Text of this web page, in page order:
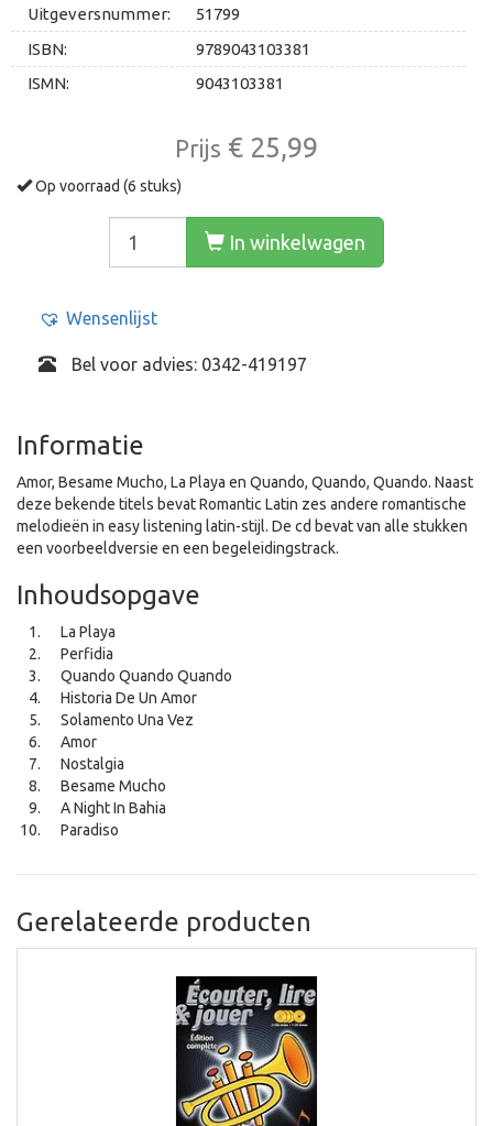
Uitgeversnummer:
51799
ISBN:
9789043103381
ISMN:
9043103381
Prijs € 25,99
Op voorraad (6 stuks)
In winkelwagen
Wensenlijst
Bel voor advies: 0342-419197
Informatie
Amor, Besame Mucho, La Playa en Quando, Quando, Quando. Naast
deze bekende titels bevat Romantic Latin zes andere romantische
melodieën in easy listening latin-stijl. De cd bevat van alle stukken
een voorbeeldversie en een begeleidingstrack.
Inhoudsopgave
La Playa
Perfidia
Quando Quando Quando
Historia De Un Amor
Solamento Una Vez
Amor
Nostalgia
Besame Mucho
A Night In Bahia
Paradiso
Gerelateerde producten